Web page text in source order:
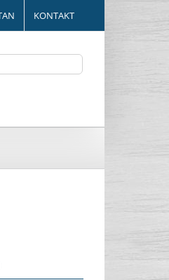
KONTAKT